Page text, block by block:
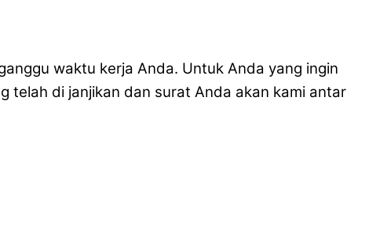
waktu kerja Anda. Untuk Anda yang ingin
telah di janjikan dan surat Anda akan kami antar